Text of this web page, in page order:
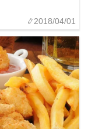
2018/04/01